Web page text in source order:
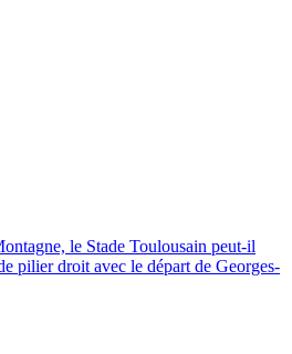
le Stade Toulousain peut-il
pilier droit avec le départ de Georges-